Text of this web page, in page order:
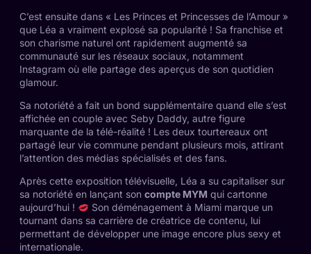
C’est ensuite dans « Les Princes et Princesses de l’Amour »
que Léa a vraiment explosé sa popularité ! Sa franchise et
son charisme naturel ont rapidement augmenté sa
communauté sur les réseaux sociaux, notamment
Instagram où elle partage des aperçus de son quotidien
glamour.
Sa notoriété a fait un bond supplémentaire quand elle s’est
affichée en couple avec Seby Daddy, autre figure
marquante de la télé-réalité ! Les deux tourtereaux ont
partagé leur vie commune pendant plusieurs mois, attirant
l’attention des médias spécialisés et des fans.
Après cette exposition télévisuelle, Léa a su capitaliser sur
sa notoriété en lançant son compte MYM qui cartonne
aujourd’hui !
Son déménagement à Miami marque un
tournant dans sa carrière de créatrice de contenu, lui
permettant de développer une image encore plus sexy et
internationale.